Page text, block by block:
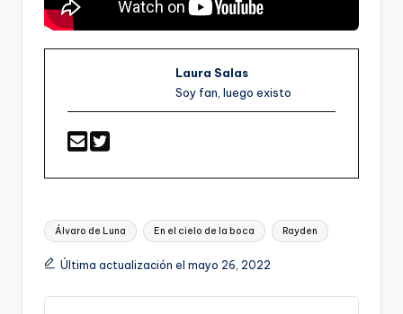
Laura Salas
Soy fan, luego existo
Etiquetas:
Álvaro de Luna En el cielo de la boca Rayden
Última actualización el mayo 26, 2022